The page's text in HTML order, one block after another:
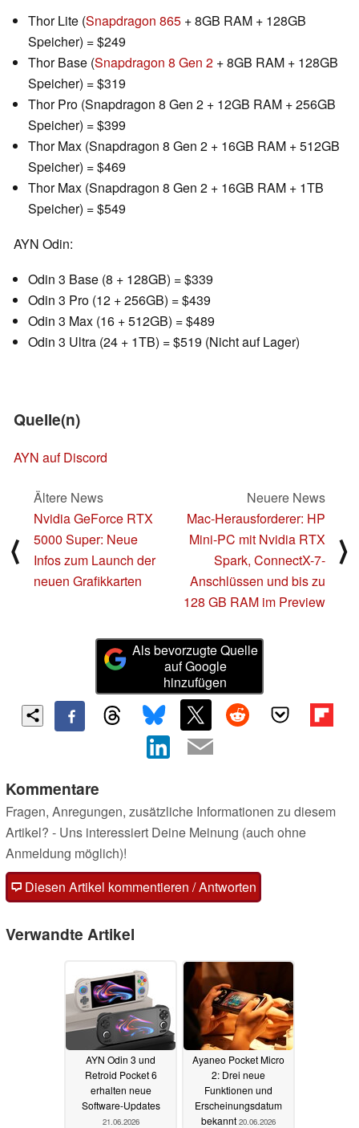
Thor Lite (Snapdragon 865 + 8GB RAM + 128GB
Speicher) = $249
Thor Base (Snapdragon 8 Gen 2 + 8GB RAM + 128GB
Speicher) = $319
Thor Pro (Snapdragon 8 Gen 2 + 12GB RAM + 256GB
Speicher) = $399
Thor Max (Snapdragon 8 Gen 2 + 16GB RAM + 512GB
Speicher) = $469
Thor Max (Snapdragon 8 Gen 2 + 16GB RAM + 1TB
Speicher) = $549
AYN Odin:
Odin 3 Base (8 + 128GB) = $339
Odin 3 Pro (12 + 256GB) = $439
Odin 3 Max (16 + 512GB) = $489
Odin 3 Ultra (24 + 1TB) = $519 (Nicht auf Lager)
Quelle(n)
AYN auf Discord
⟨
Ältere News
Nvidia GeForce RTX
5000 Super: Neue
Infos zum Launch der
neuen Grafikkarten
Neuere News
Mac-Herausforderer: HP
Mini-PC mit Nvidia RTX
Spark, ConnectX-7-
Anschlüssen und bis zu
128 GB RAM im Preview
⟩
Als bevorzugte Quelle
auf Google
hinzufügen
Kommentare
Fragen, Anregungen, zusätzliche Informationen zu diesem
Artikel? - Uns interessiert Deine Meinung (auch ohne
Anmeldung möglich)!
Diesen Artikel kommentieren / Antworten
Verwandte Artikel
AYN Odin 3 und
Retroid Pocket 6
erhalten neue
Software-Updates
21.06.2026
Ayaneo Pocket Micro
2: Drei neue
Funktionen und
Erscheinungsdatum
bekannt 20.06.2026